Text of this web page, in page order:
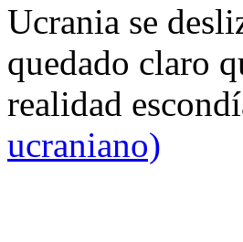
Ucrania se
quedado claro
realidad
ucraniano)